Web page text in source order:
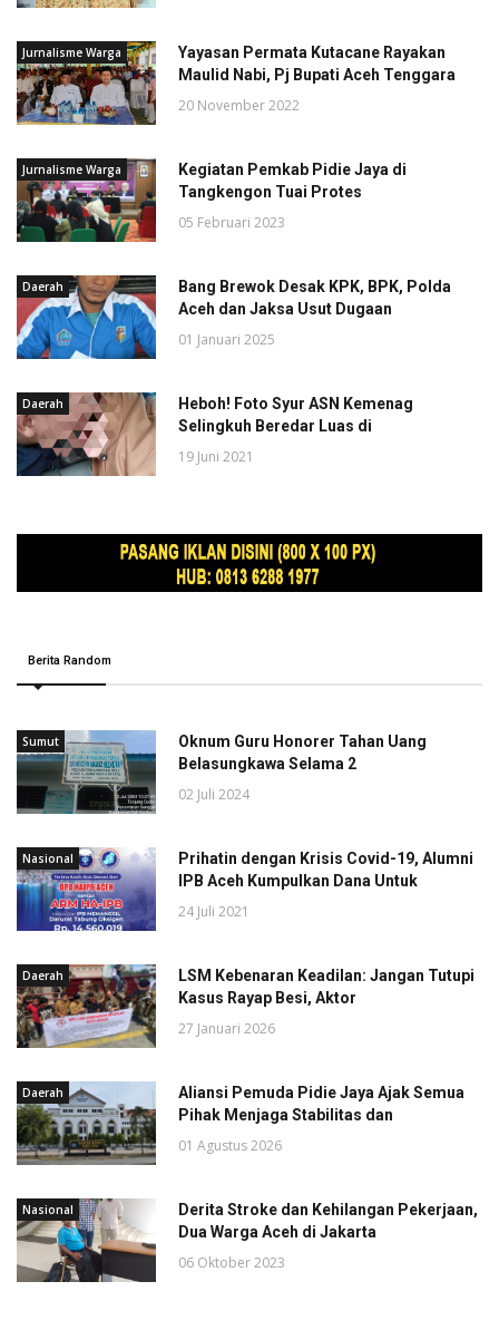
Jurnalisme Warga
Yayasan Permata Kutacane Rayakan
Maulid Nabi, Pj Bupati Aceh Tenggara
20 November 2022
Jurnalisme Warga
Kegiatan Pemkab Pidie Jaya di
Tangkengon Tuai Protes
05 Februari 2023
Daerah
Bang Brewok Desak KPK, BPK, Polda
Aceh dan Jaksa Usut Dugaan
01 Januari 2025
Daerah
Heboh! Foto Syur ASN Kemenag
Selingkuh Beredar Luas di
19 Juni 2021
Berita Random
Sumut
Oknum Guru Honorer Tahan Uang
Belasungkawa Selama 2
02 Juli 2024
Nasional
Prihatin dengan Krisis Covid-19, Alumni
IPB Aceh Kumpulkan Dana Untuk
24 Juli 2021
Daerah
LSM Kebenaran Keadilan: Jangan Tutupi
Kasus Rayap Besi, Aktor
27 Januari 2026
Daerah
Aliansi Pemuda Pidie Jaya Ajak Semua
Pihak Menjaga Stabilitas dan
01 Agustus 2026
Nasional
Derita Stroke dan Kehilangan Pekerjaan,
Dua Warga Aceh di Jakarta
06 Oktober 2023